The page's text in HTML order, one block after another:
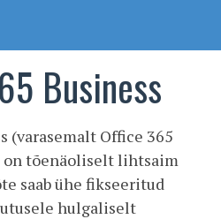
Business
(varasemalt Office 365
on tõenäoliselt lihtsaim
saab ühe fikseeritud
hulgaliselt